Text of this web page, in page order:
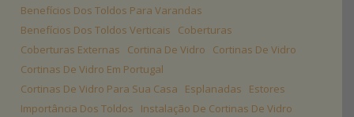
Benefícios Dos Toldos Para Varandas
Benefícios Dos Toldos Verticais
Coberturas
Coberturas Externas
Cortina De Vidro
Cortinas De Vidro
Cortinas De Vidro Em Portugal
Cortinas De Vidro Para Sua Casa
Esplanadas
Estores
Importância Dos Toldos
Instalação De Cortinas De Vidro